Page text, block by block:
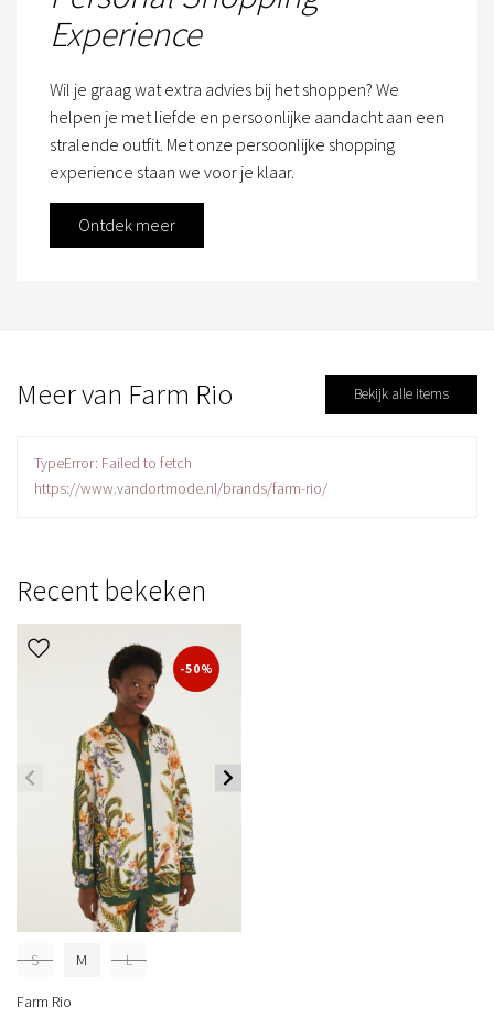
Experience
Wil je graag wat extra advies bij het shoppen? We
helpen je met liefde en persoonlijke aandacht aan een
stralende outfit. Met onze persoonlijke shopping
experience staan we voor je klaar.
Ontdek meer
Meer van Farm Rio Bekijk alle items
TypeError: Failed to fetch
https://www.vandortmode.nl/brands/farm-rio/
Recent bekeken
-50%
S M L
Farm Rio